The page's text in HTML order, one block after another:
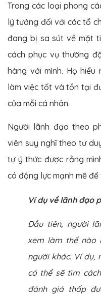
Trong các loại phong
lý tưởng đối với các tổ
đang bị sa sút về mặt
cách phục vụ thường
hàng với mình. Họ hiểu
làm việc tốt và tồn tại
của mỗi cá nhân.
Người lãnh đạo theo
viên suy nghĩ theo tư
tự ý thức được rằng
có động lực mạnh mẽ để
Ví dụ về lãnh đạo
Đầu tiên, người
xem làm thế nào
người khác. Ví dụ,
có thể sẽ tìm
đánh giá thấp